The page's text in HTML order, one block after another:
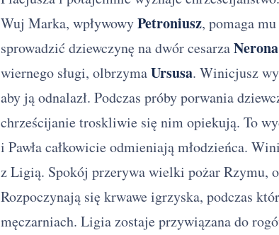
Wuj Marka, wpływowyPetroniusz, pomaga mu
sprowadzić dziewczynę na dwór cesarzaNerona
wiernego sługi, olbrzymaUrsusa. Winicjusz
aby ją odnalazł. Podczas próby porwania
chrześcijanie troskliwie się nim opiekują. To
i Pawła całkowicie odmieniają młodzieńca.
z Ligią. Spokój przerywa wielki pożar Rzymu,
Rozpoczynają się krwawe igrzyska, podczas
męczarniach. Ligia zostaje przywiązana do